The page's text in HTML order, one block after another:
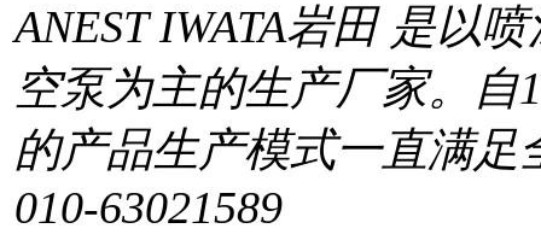
ANEST IWATA岩田 是以
空泵为主的生产厂家。自
的产品生产模式一直满足
010-63021589